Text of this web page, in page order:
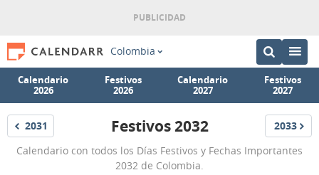
Colombia
Calendario
2026
Festivos
2026
Calendario
2027
Festivos
2027
Festivos
2031
Festivos
Colombia
Festivos 2032 Festivos
2033
Calendario con todos los Días Festivos y Fechas Importantes
2032 de Colombia.